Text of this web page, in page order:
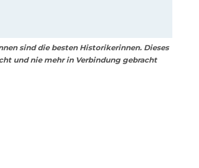
sind die besten Historikerinnen. Dieses
und nie mehr in Verbindung gebracht